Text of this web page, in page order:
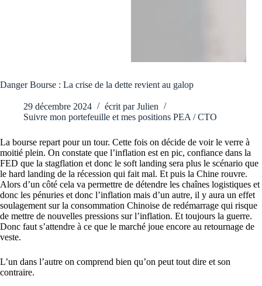
Danger Bourse : La crise de la dette revient au galop
29 décembre 2024 écrit par Julien
Suivre mon portefeuille et mes positions PEA / CTO
La bourse repart pour un tour. Cette fois on décide de voir le verre à
moitié plein. On constate que l’inflation est en pic, confiance dans la
FED que la stagflation et donc le soft landing sera plus le scénario que
le hard landing de la récession qui fait mal. Et puis la Chine rouvre.
Alors d’un côté cela va permettre de détendre les chaînes logistiques et
donc les pénuries et donc l’inflation mais d’un autre, il y aura un effet
soulagement sur la consommation Chinoise de redémarrage qui risque
de mettre de nouvelles pressions sur l’inflation. Et toujours la guerre.
Donc faut s’attendre à ce que le marché joue encore au retournage de
veste.
L’un dans l’autre on comprend bien qu’on peut tout dire et son
contraire.